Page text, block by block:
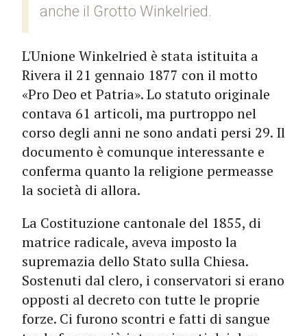
anche il Grotto Winkelried.
L'Unione Winkelried è stata istituita a
Rivera il 21 gennaio 1877 con il motto
«Pro Deo et Patria». Lo statuto originale
contava 61 articoli, ma purtroppo nel
corso degli anni ne sono andati persi 29. Il
documento è comunque interessante e
conferma quanto la religione permeasse
la società di allora.
La Costituzione cantonale del 1855, di
matrice radicale, aveva imposto la
supremazia dello Stato sulla Chiesa.
Sostenuti dal clero, i conservatori si erano
opposti al decreto con tutte le proprie
forze. Ci furono scontri e fatti di sangue